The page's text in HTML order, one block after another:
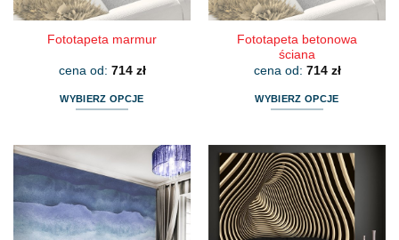
produktu
produktu
Fototapeta marmur
cena od: 714 zł
WYBIERZ OPCJE
wiele
wariantów.
Opcje
można
Fototapeta betonowa
ściana
cena od: 714 zł
WYBIERZ OPCJE
ma
wiele
wariantów.
Opcje
można